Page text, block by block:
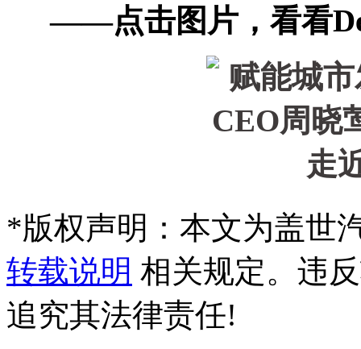
——点击图片，看看
*版权声明：本文为盖世
转载说明 相关规定。违
追究其法律责任!